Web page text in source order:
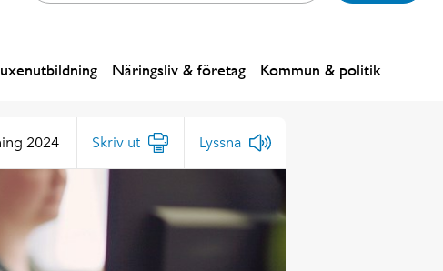
Näringsliv & företag Kommun & politik
2024 Skriv ut Lyssna